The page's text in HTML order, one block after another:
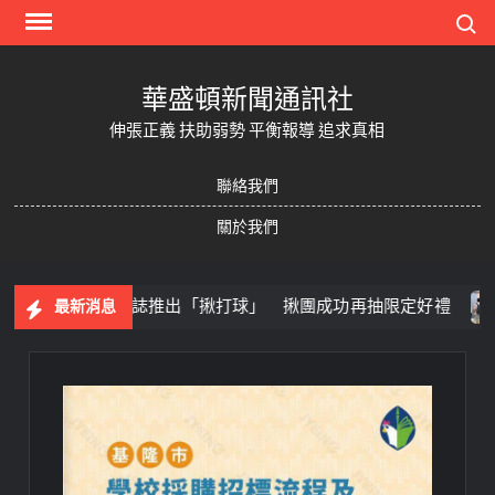
Skip
華盛頓新聞通訊社
伸張正義 扶助弱勢 平衡報導 追求真相
聯絡我們
關於我們
最新消息
運動賽誌推出「揪打球」 揪團成功再抽限定好禮 暑